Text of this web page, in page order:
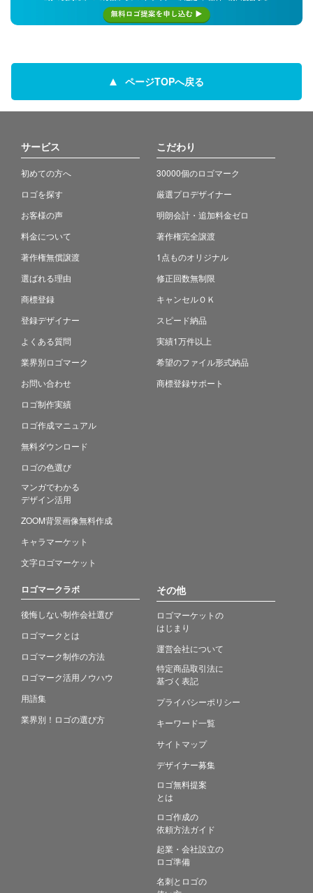
ページTOPへ戻る
サービス
初めての方へ
ロゴを探す
お客様の声
料金について
著作権無償譲渡
選ばれる理由
商標登録
登録デザイナー
よくある質問
業界別ロゴマーク
お問い合わせ
ロゴ制作実績
ロゴ作成マニュアル
無料ダウンロード
ロゴの色選び
マンガでわかる
デザイン活用
ZOOM背景画像無料作成
キャラマーケット
文字ロゴマーケット
こだわり
30000個のロゴマーク
厳選プロデザイナー
明朗会計・追加料金ゼロ
著作権完全譲渡
1点ものオリジナル
修正回数無制限
キャンセルＯＫ
スピード納品
実績1万件以上
希望のファイル形式納品
商標登録サポート
ロゴマークラボ
後悔しない制作会社選び
ロゴマークとは
ロゴマーク制作の方法
ロゴマーク活用ノウハウ
用語集
業界別！ロゴの選び方
その他
ロゴマーケットの
はじまり
運営会社について
特定商品取引法に
基づく表記
プライバシーポリシー
キーワード一覧
サイトマップ
デザイナー募集
ロゴ無料提案
とは
ロゴ作成の
依頼方法ガイド
起業・会社設立の
ロゴ準備
名刺とロゴの